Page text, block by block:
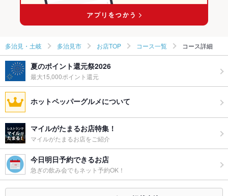
多治見・土岐 多治見市 お店TOP コース一覧 コース詳細
夏のポイント還元祭2026
最大15,000ポイント還元
ホットペッパーグルメについて
マイルがたまるお店特集！
マイルがたまるお店をご紹介
今日明日予約できるお店
急ぎの飲み会でもネット予約OK！